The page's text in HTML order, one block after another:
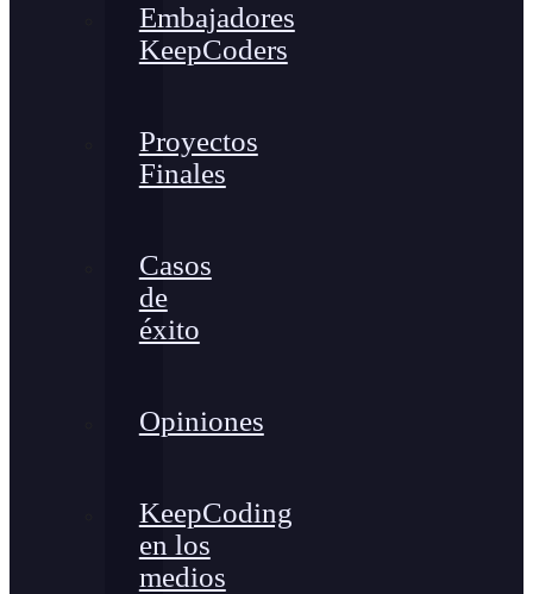
Embajadores
KeepCoders
Proyectos
Finales
Casos
de
éxito
Opiniones
KeepCoding
en los
medios